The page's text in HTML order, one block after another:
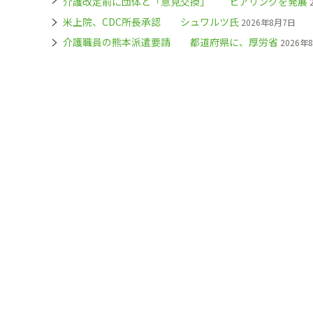
米上院、CDC所長承認 シュワルツ氏 2026年8月7日
介護職員の熊本派遣要請 都道府県に、厚労省 2026年